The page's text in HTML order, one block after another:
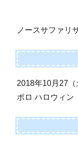
ノースサファリ
2018年10月27
ポロ ハロウィン